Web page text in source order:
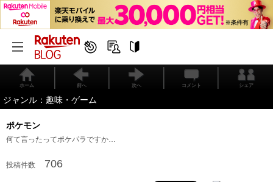
ホーム 前へ 次へ コメント シェア
ジャンル：趣味・ゲーム
ポケモン
何て言ったってポケパラですか…
投稿件数 706